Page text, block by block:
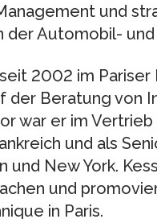
und
der Automobil-
2002 im
der Beratung von
war er im Vertrieb
und als
und New York.
und
in Paris.